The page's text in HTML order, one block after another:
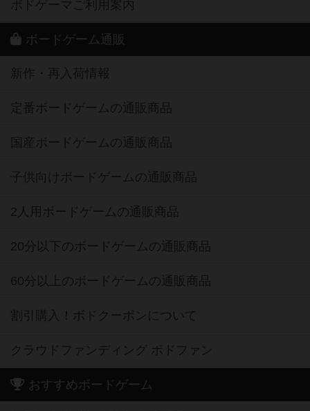
ボドゲーマご利用案内
ボードゲーム通販
新作・再入荷情報
定番ボードゲームの通販商品
国産ボードゲームの通販商品
子供向けボードゲームの通販商品
2人用ボードゲームの通販商品
20分以下のボードゲームの通販商品
60分以上のボードゲームの通販商品
割引購入！ボドクーポンについて
クラウドファンディング ボドファン
おすすめボードゲーム